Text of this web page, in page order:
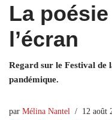
La
l’écran
Regard sur le Festival de
pandémique.
par Mélina Nantel
12 août